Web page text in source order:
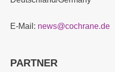
E-Mail: news@cochrane.de
PARTNER